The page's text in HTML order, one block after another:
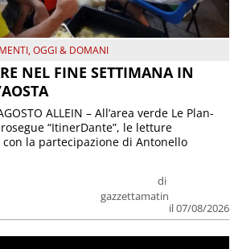
,OGGI & DOMANI
NEL FINE SETTIMANA IN
di
gazzettamatin
il 07/08/2026
ALLEIN – All’area verde Le Plan-
“ItinerDante”, le letture
con la partecipazione di Antonello